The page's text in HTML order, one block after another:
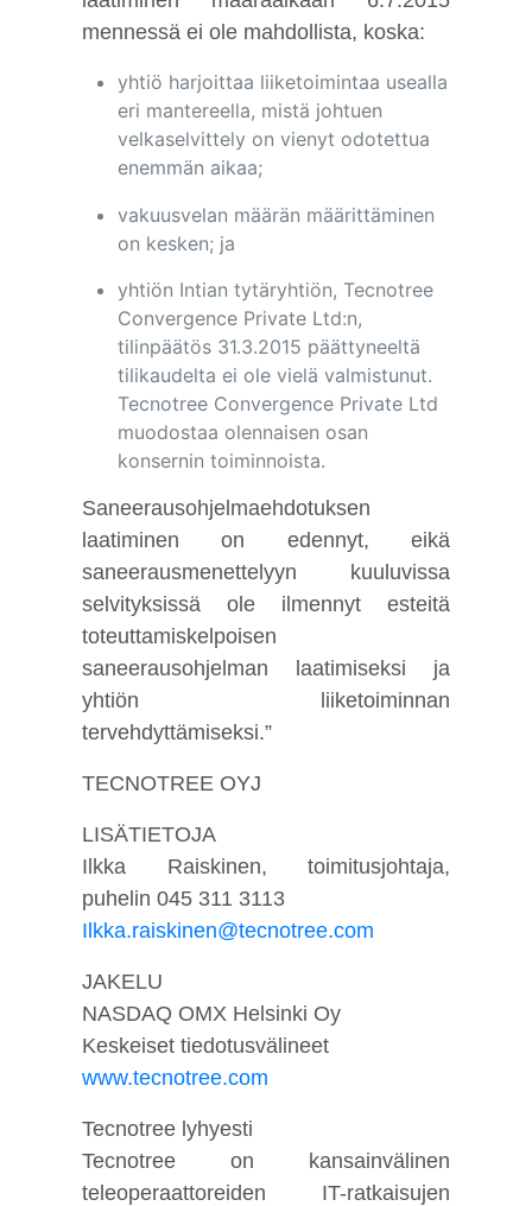
mennessä ei ole mahdollista, koska:
yhtiö harjoittaa liiketoimintaa usealla
eri mantereella, mistä johtuen
velkaselvittely on vienyt odotettua
enemmän aikaa;
vakuusvelan määrän määrittäminen
on kesken; ja
yhtiön Intian tytäryhtiön, Tecnotree
Convergence Private Ltd:n,
tilinpäätös 31.3.2015 päättyneeltä
tilikaudelta ei ole vielä valmistunut.
Tecnotree Convergence Private Ltd
muodostaa olennaisen osan
konsernin toiminnoista.
Saneerausohjelmaehdotuksen
laatiminen on edennyt, eikä
saneerausmenettelyyn kuuluvissa
selvityksissä ole ilmennyt esteitä
toteuttamiskelpoisen
saneerausohjelman laatimiseksi ja
yhtiön liiketoiminnan
tervehdyttämiseksi.”
TECNOTREE OYJ
LISÄTIETOJA
Ilkka Raiskinen, toimitusjohtaja,
puhelin 045 311 3113
Ilkka.raiskinen@tecnotree.com
JAKELU
NASDAQ OMX Helsinki Oy
Keskeiset tiedotusvälineet
www.tecnotree.com
Tecnotree lyhyesti
Tecnotree on kansainvälinen
teleoperaattoreiden IT-ratkaisujen